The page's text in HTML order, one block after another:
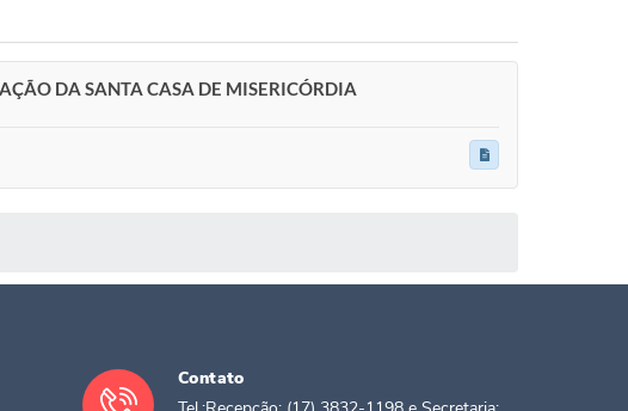
DA SANTA CASA DE MISERICÓRDIA
Contato